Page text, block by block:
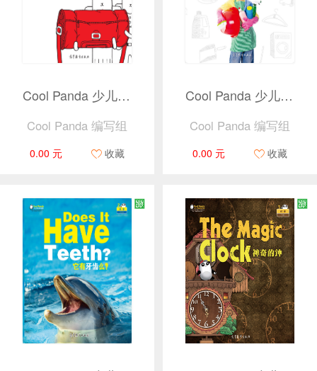
Cool Panda 少儿汉语教学资源2 · 出行 · 这是谁的背包？（捆绑产品）
Cool Panda 编写组
0.00 元 收藏
Cool Panda 少儿汉语教学资源2 · 我自己 · 我会帮忙了（捆绑产品）
Cool Panda 编写组
0.00 元 收藏